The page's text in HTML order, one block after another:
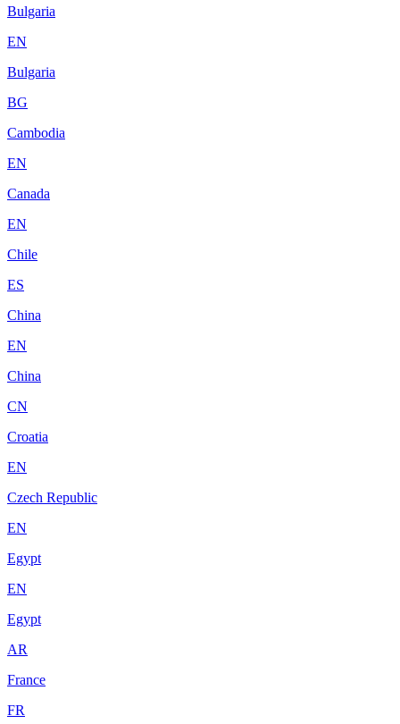
Bulgaria
EN
Bulgaria
BG
Cambodia
EN
Canada
EN
Chile
ES
China
EN
China
CN
Croatia
EN
Czech Republic
EN
Egypt
EN
Egypt
AR
France
FR